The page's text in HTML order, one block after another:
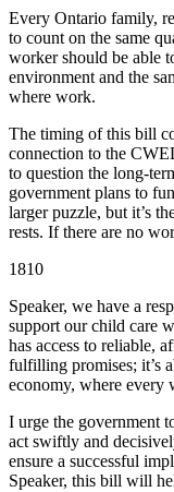
Every Ontario family,
to count on the same
worker should be able
environment and the
where work.
The timing of this bill
connection to the
to question the long-
government plans to
larger puzzle, but it’s
rests. If there are no
1810
Speaker, we have a
support our child care
has access to reliable,
fulfilling promises; it’s
economy, where every
I urge the government
act swiftly and
ensure a successful
Speaker, this bill will